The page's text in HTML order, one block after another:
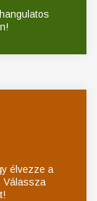
élvezze a
Válassza